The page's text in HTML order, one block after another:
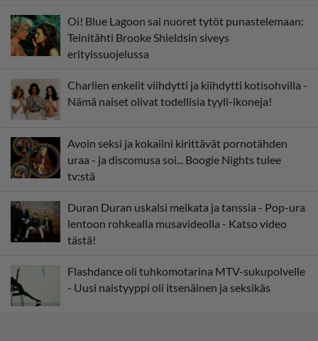
Oi! Blue Lagoon sai nuoret tytöt punastelemaan:
Teinitähti Brooke Shieldsin siveys
erityissuojelussa
Charlien enkelit viihdytti ja kiihdytti kotisohvilla -
Nämä naiset olivat todellisia tyyli-ikoneja!
Avoin seksi ja kokaiini kirittävät pornotähden
uraa - ja discomusa soi... Boogie Nights tulee
tv:stä
Duran Duran uskalsi meikata ja tanssia - Pop-ura
lentoon rohkealla musavideolla - Katso video
tästä!
Flashdance oli tuhkomotarina MTV-sukupolvelle
- Uusi naistyyppi oli itsenäinen ja seksikäs